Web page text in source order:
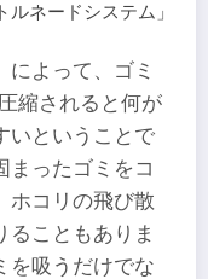
ネードシステム」
によって、ゴミ
縮されると何が
いということで
まったゴミをコ
ホコリの飛び散
ることもありま
を吸うだけでな